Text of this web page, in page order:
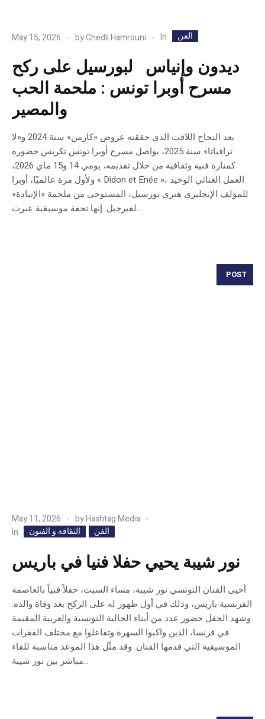
May 15, 2026 byChedli Hamrouni In الفن
ديدون وإنياس لبورسيل على ركح
مسرح أوبرا تونس : ملحمة الحب
والمصير
بعد النجاح اللافت الذي حققته عروض «كارمن» سنة 2024 و«لا
ترافياتا» سنة 2025، يواصل مسرح أوبرا تونس تكريس حضوره
كمنارة فنية وثقافية من خلال تقديمه، يومي 14 و15 ماي 2026،
ولأول مرة عالميًا، أوبرا « Didon et Enée »، العمل الغنائي الوحيد
للمؤلف الإنجليزي هنري بورسيل، المستوحى من ملحمة «الإنيادة»
لفيرجيل. إنها تحفة موسيقية عبرت...
POST
May 11, 2026 byHashtag Media
In
الثقافة و الفنون الفن
نور شيبة يحيي حفلا فنيا في باريس
أحيى الفنان التونسي نور شيبة، مساء السبت، حفلاً فنياً بالعاصمة
الفرنسية باريس، وذلك في أول ظهور له على الركح بعد وفاة والده.
وشهد الحفل حضور عدد من أبناء الجالية التونسية والعربية المقيمة
في فرنسا، الذين واكبوا السهرة وتفاعلوا مع مختلف الفقرات
الموسيقية التي قدمها الفنان. وقد مثّل هذا الموعد مناسبة للقاء
مباشر بين نور شيبة...